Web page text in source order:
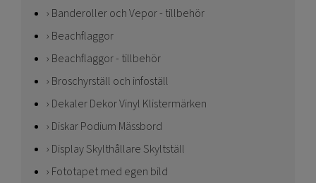
Banderoller och Vepor - tillbehör
Beachflaggor
Beachflaggor - tillbehör
Broschyrställ och infoställ
Dekaler Dekor Vinyl Klistermärken
Diskar Podium Mässbord
Display Skylthållare Skyltställ
Fototapet med egen bild